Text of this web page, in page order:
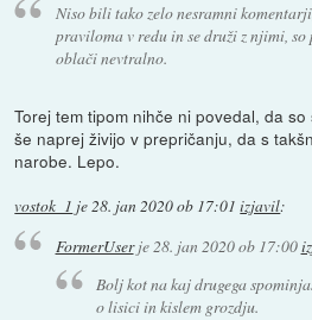
Niso bili tako zelo nesramni
praviloma v redu in se druži z njimi,
oblači nevtralno.
Torej tem tipom nihče ni povedal, da
še naprej živijo v prepričanju, da s
narobe. Lepo.
vostok_1 je28. jan 2020 ob 17:01 izjavil:
FormerUserje 28. jan 2020 ob 17:00
Bolj kot na kaj drugega
o lisici in kislem grozdju.